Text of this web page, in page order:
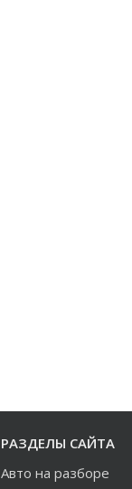
РАЗДЕЛЫ САЙТА
Авто на разборе